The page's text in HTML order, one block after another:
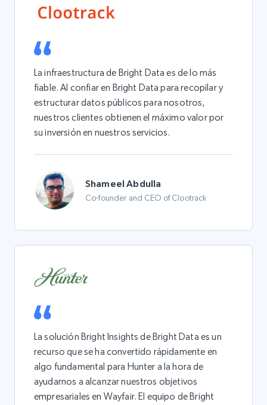
La infraestructura de Bright Data es de lo más
fiable. Al confiar en Bright Data para recopilar y
estructurar datos públicos para nosotros,
nuestros clientes obtienen el máximo valor por
su inversión en nuestros servicios.
Shameel Abdulla
Co-founder and CEO of Clootrack
La solución Bright Insights de Bright Data es un
recurso que se ha convertido rápidamente en
algo fundamental para Hunter a la hora de
ayudarnos a alcanzar nuestros objetivos
empresariales en Wayfair. El equipo de Bright